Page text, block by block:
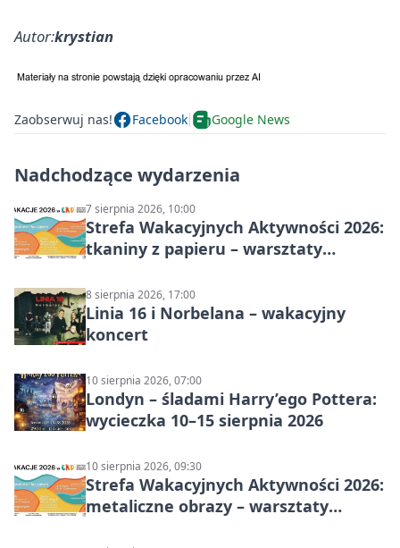
Autor:krystian
Zaobserwuj nas! Facebook Google News
Nadchodzące wydarzenia
7 sierpnia 2026, 10:00
Strefa Wakacyjnych Aktywności 2026:
tkaniny z papieru – warsztaty
8 sierpnia 2026, 17:00
Linia 16 i Norbelana – wakacyjny
koncert
10 sierpnia 2026, 07:00
Londyn – śladami Harry’ego Pottera:
wycieczka 10–15 sierpnia 2026
10 sierpnia 2026, 09:30
Strefa Wakacyjnych Aktywności 2026:
metaliczne obrazy – warsztaty